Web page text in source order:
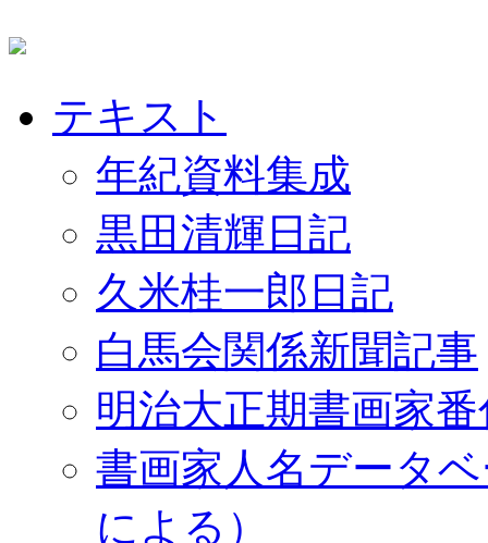
テキスト
年紀資料集成
黒田清輝日記
久米桂一郎日記
白馬会関係新聞記事
明治大正期書画家
書画家人名データ
による）